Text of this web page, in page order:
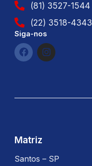
(81) 3527-1544
(22) 3518-4343
Siga-nos
F
a
I
n
Matriz
Santos – SP